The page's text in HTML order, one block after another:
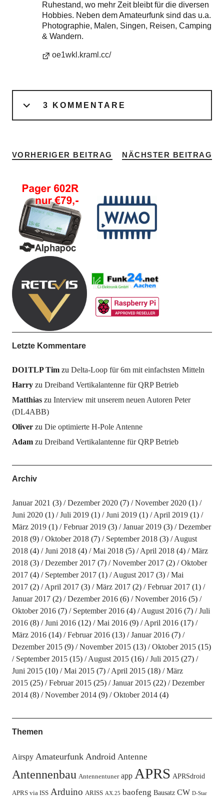
Ruhestand, wo mehr Zeit bleibt für die diversen
Hobbies. Neben dem Amateurfunk sind das u.a.
Photographie, Malen, Singen, Reisen, Camping
& Wandern.
oe1wkl.kraml.cc/
3 KOMMENTARE
VORHERIGER BEITRAG NÄCHSTER BEITRAG
Letzte Kommentare
DO1TLP Timzu Delta-Loop für 6m mit einfachsten Mitteln
Harryzu Dreiband Vertikalantenne für QRP Betrieb
Matthiaszu Interview mit unserem neuen Autoren Peter
(DL4ABB)
Oliverzu Die optimierte H-Pole Antenne
Adamzu Dreiband Vertikalantenne für QRP Betrieb
Archiv
Januar 2021 (3) Dezember 2020(7) November 2020(1)
Juni 2020(1) Juli 2019(1) Juni 2019(1) April 2019(1)
März 2019(1) Februar 2019(3) Januar 2019(3)
Dezember
2018(9) Oktober 2018(7) September 2018(3)
August
2018(4) Juni 2018(4) Mai 2018(5) April 2018(4)
März
2018(3) Dezember 2017(7) November 2017(2)
Oktober
2017(4) September 2017(1) August 2017(3)
Mai
2017(2) April 2017(3) März 2017(2) Februar 2017(1)
Januar 2017(2) Dezember 2016(6) November 2016(5)
Oktober 2016(7) September 2016(4) August 2016(7)
Juli
2016(8) Juni 2016(12) Mai 2016(9) April 2016(17)
März 2016(14) Februar 2016(13) Januar 2016(7)
Dezember 2015(9) November 2015(13) Oktober 2015(15)
September 2015(15) August 2015(16) Juli 2015(27)
Juni 2015(10) Mai 2015(7) April 2015(18)
März
2015(25) Februar 2015(25) Januar 2015(22)
Dezember
2014(8) November 2014(9) Oktober 2014(4)
Themen
Airspy Amateurfunk Android Antenne
Antennenbau Antennentuner app APRS APRSdroid
APRS via ISS Arduino ARISS AX.25 baofeng Bausatz CW D-Star